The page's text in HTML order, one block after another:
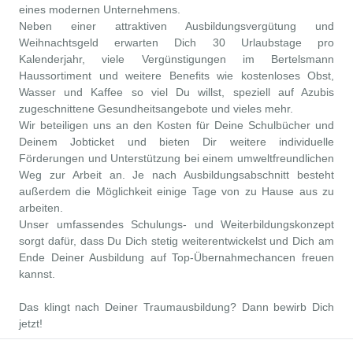
eines modernen Unternehmens.
Neben einer attraktiven Ausbildungsvergütung und
Weihnachtsgeld erwarten Dich 30 Urlaubstage pro
Kalenderjahr, viele Vergünstigungen im Bertelsmann
Haussortiment und weitere Benefits wie kostenloses Obst,
Wasser und Kaffee so viel Du willst, speziell auf Azubis
zugeschnittene Gesundheitsangebote und vieles mehr.
Wir beteiligen uns an den Kosten für Deine Schulbücher und
Deinem Jobticket und bieten Dir weitere individuelle
Förderungen und Unterstützung bei einem umweltfreundlichen
Weg zur Arbeit an. Je nach Ausbildungsabschnitt besteht
außerdem die Möglichkeit einige Tage von zu Hause aus zu
arbeiten.
Unser umfassendes Schulungs- und Weiterbildungskonzept
sorgt dafür, dass Du Dich stetig weiterentwickelst und Dich am
Ende Deiner Ausbildung auf Top-Übernahmechancen freuen
kannst.
Das klingt nach Deiner Traumausbildung? Dann bewirb Dich
jetzt!